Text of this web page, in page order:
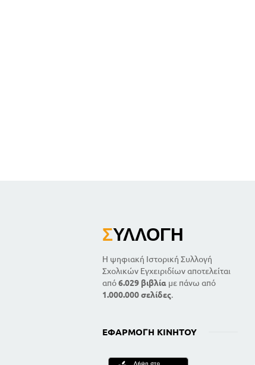
ΣΥΛΛΟΓΉ
Η ψηφιακή Ιστορική Συλλογή
Σχολικών Εγχειριδίων αποτελείται
από6.029 βιβλία με πάνω από
1.000.000 σελίδες.
ΕΦΑΡΜΟΓΉ ΚΙΝΗΤΟΎ